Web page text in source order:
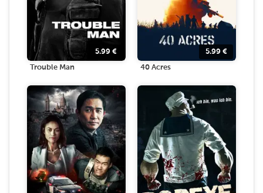
5.99 €
Trouble Man
5.99 €
40 Acres